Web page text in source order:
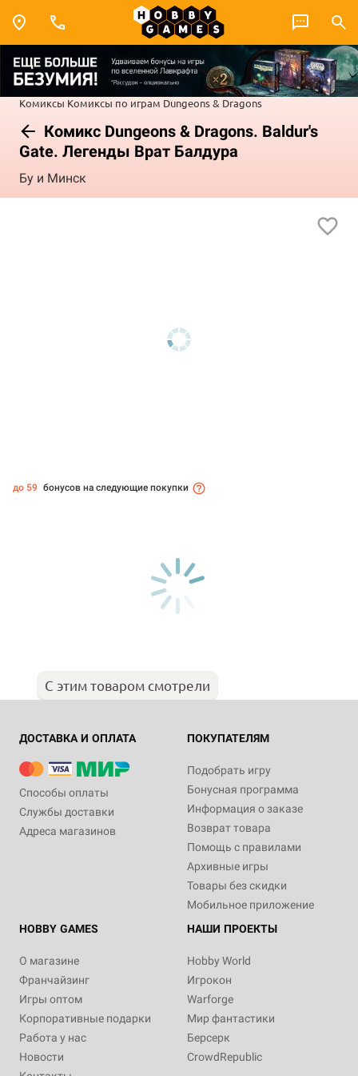
Комиксы Комиксы по играм Dungeons & Dragons
Комикс Dungeons & Dragons. Baldur's
Gate. Легенды Врат Балдура
Бу и Минск
до 59 бонусов на следующие покупки
С этим товаром смотрели
ДОСТАВКА И ОПЛАТА
Способы оплаты
Службы доставки
Адреса магазинов
ПОКУПАТЕЛЯМ
Подобрать игру
Бонусная программа
Информация о заказе
Возврат товара
Помощь с правилами
Архивные игры
Товары без скидки
Мобильное приложение
HOBBY GAMES
О магазине
Франчайзинг
Игры оптом
Корпоративные подарки
Работа у нас
Новости
НАШИ ПРОЕКТЫ
Hobby World
Игрокон
Warforge
Мир фантастики
Берсерк
CrowdRepublic